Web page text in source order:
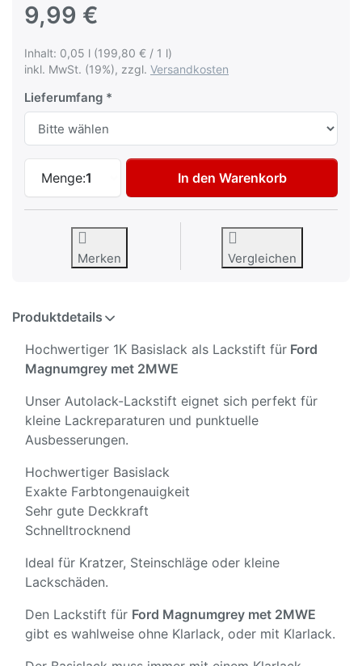
9,99 €
Inhalt: 0,05 l (199,80 € / 1 l)
inkl. MwSt. (19%), zzgl. Versandkosten
Lieferumfang
Menge:1
Autolack Lackstift für Ford Magnumgrey
In den Warenkorb
Merken Vergleichen
Produktdetails
Hochwertiger 1K Basislack als Lackstift für Ford
Magnumgrey met 2MWE
Unser Autolack-Lackstift eignet sich perfekt für
kleine Lackreparaturen und punktuelle
Ausbesserungen.
Hochwertiger Basislack
Exakte Farbtongenauigkeit
Sehr gute Deckkraft
Schnelltrocknend
Ideal für Kratzer, Steinschläge oder kleine
Lackschäden.
Den Lackstift für Ford Magnumgrey met 2MWE
gibt es wahlweise ohne Klarlack, oder mit Klarlack.